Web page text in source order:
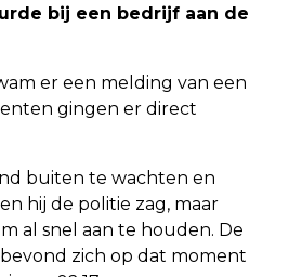
bij een bedrijf aan de
er een melding van een
gingen er direct
buiten te wachten en
hij de politie zag, maar
al snel aan te houden. De
zich op dat moment